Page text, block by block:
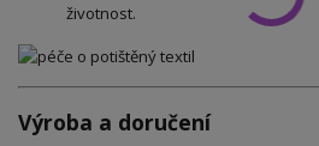
životnost.
Výroba a doručení